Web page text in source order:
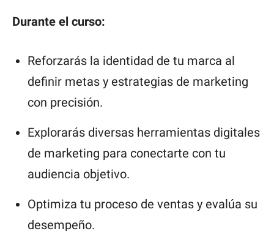
Durante el curso:
Reforzarás la identidad de tu marca al
definir metas y estrategias de marketing
con precisión.
Explorarás diversas herramientas digitales
de marketing para conectarte con tu
audiencia objetivo.
Optimiza tu proceso de ventas y evalúa su
desempeño.